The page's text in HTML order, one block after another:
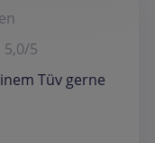
5,0/5
Tüv gerne